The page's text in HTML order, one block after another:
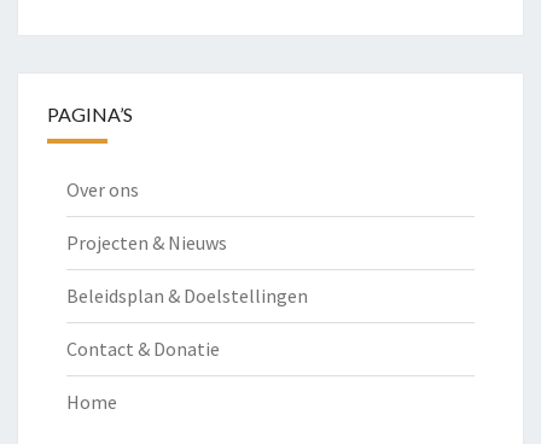
PAGINA’S
Over ons
Projecten & Nieuws
Beleidsplan & Doelstellingen
Contact & Donatie
Home